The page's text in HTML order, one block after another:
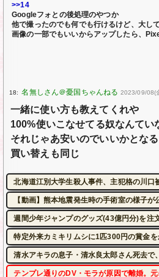
>>14
Googleフォとの後処理のやつか
他で撮ったのでも何でも行けるけど、大し
画像の一部でもいいからアップしたら、
18: 2023/09/08(
一緒に使い方も教えてくれや
100%使いこなせてる奴なんてい
それじゃあ安いのでいいかとなる
買い替えも同じ
北海道江別大学生殺人事件、主犯格の川口
【動画】熊本地震発生時の手術室の様子が
週間少年ジャンプのグッズ(43億円分)を注
特定外来カミキリムシに1匹300円の賞金
清水アキラの息子・清水良太郎さん死去
テンプレ通りのDV・モラが原因で離婚。